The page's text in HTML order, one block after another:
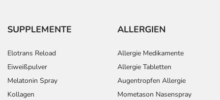
SUPPLEMENTE
Elotrans Reload
Eiweißpulver
Melatonin Spray
Kollagen
ALLERGIEN
Allergie Medikamente
Allergie Tabletten
Augentropfen Allergie
Mometason Nasenspray